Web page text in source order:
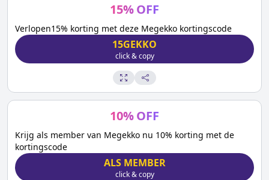
15%OFF
Verlopen15% korting met deze Megekko kortingscode
15GEKKO
click & copy
10%OFF
Krijg als member van Megekko nu 10% korting met de
kortingscode
ALS MEMBER
click & copy